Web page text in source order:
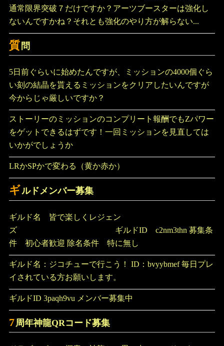
通常限界突破７だけですか？アーツブースターは強化し
ないんですかね？それとも強化のやり方が解らない...
質 問
5日前ぐらいに始めたんですが、ミッションの4000個ぐら
い刻の結晶を貰えるミッションをクリアしたいんですが
今からじゃ厳しいですか？
ストーリーのミッションのコンプリート報酬でもZパワー
をゲットできるはずです！一回ミッションを見直しては
いかがでしょうか
LRかSPかで変わる（黄か赤か）
ギルドメンバー募集
ギルド名 皆で楽しくレジェン
ズ ギルドID c2nm3thn 募集条
件 初心者歓迎 除名条件 特に無し
ギルド名：ジコチューで行こう！ ID：bvyybmef 毎日プレ
イされている方お願いします。
ギルドID 3paqh9vu メンバー募集中
7 周年神龍QRコード募集